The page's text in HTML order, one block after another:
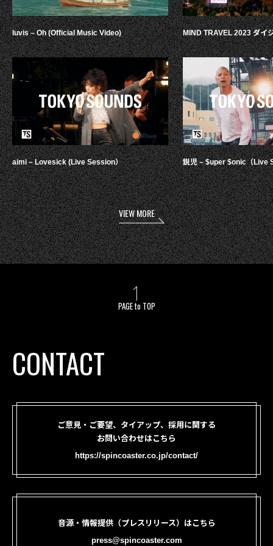
luvis – Oh (Official Music Video)
aimi – Lovesick (Live Session）
MIND TRAVEL 2023 ダイ
鋭児 – $uper $onic（Live
VIEW MORE
PAGE to TOP
CONTACT
ご意見・ご要望、タイアップ、採用に関する
お問い合わせはこちら
https://spincoaster.co.jp/contact/
音源・情報提供（プレスリリース）はこちら
press@spincoaster.com